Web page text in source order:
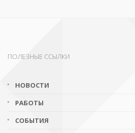
ПОЛЕЗНЫЕ ССЫЛКИ
НОВОСТИ
РАБОТЫ
СОБЫТИЯ